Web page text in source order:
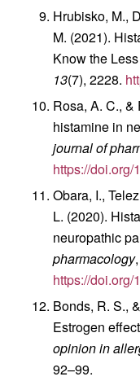
Hrubisko, M.,
M. (2021).
Know the
13(7), 2228.
Rosa, A. C., &
histamine in
journal of
https://doi.org/
Obara, I.,
L. (2020).
neuropathic
pharmacology,
https://doi.org/
Bonds, R. S.,
Estrogen
opinion in
92–99.